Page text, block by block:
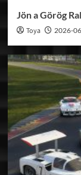
Jön a Görög
Toya 2026-